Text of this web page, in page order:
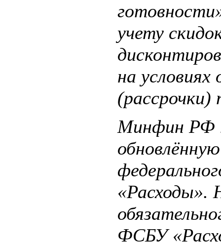
учету
на условиях
Минфин РФ
«Расходы».
ФСБУ